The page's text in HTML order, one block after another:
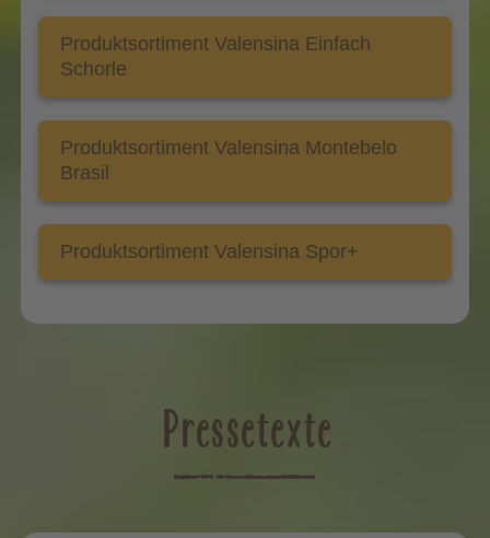
Produktsortiment Valensina Einfach
Schorle
Produktsortiment Valensina Montebelo
Brasil
Produktsortiment Valensina Spor+
Pressetexte